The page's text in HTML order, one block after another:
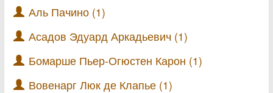
Аль Пачино (1)
Асадов Эдуард Аркадьевич (1)
Бомарше Пьер-Огюстен Карон (1)
Вовенарг Люк де Клапье (1)